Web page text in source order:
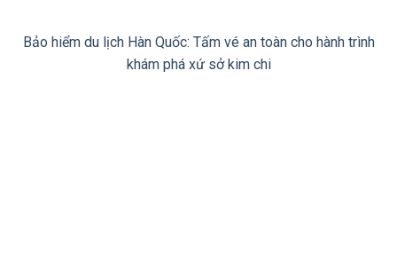
Bảo hiểm du lịch Hàn Quốc: Tấm vé an toàn cho hành trình
khám phá xứ sở kim chi